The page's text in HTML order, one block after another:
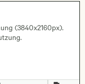
(3840x2160px).